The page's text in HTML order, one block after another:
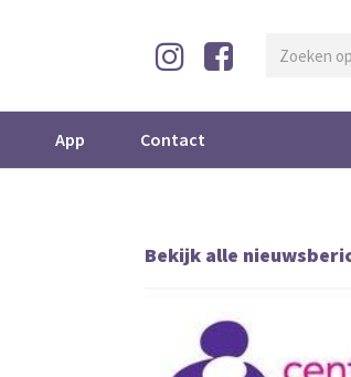
App Contact
Bekijk alle